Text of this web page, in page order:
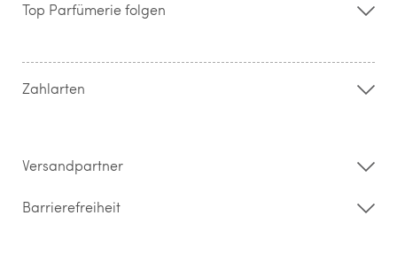
Kontakt
Widerrufsrecht & Rückgabebedingungen
Top Parfümerie folgen
Zahlarten
Versandpartner
Barrierefreiheit